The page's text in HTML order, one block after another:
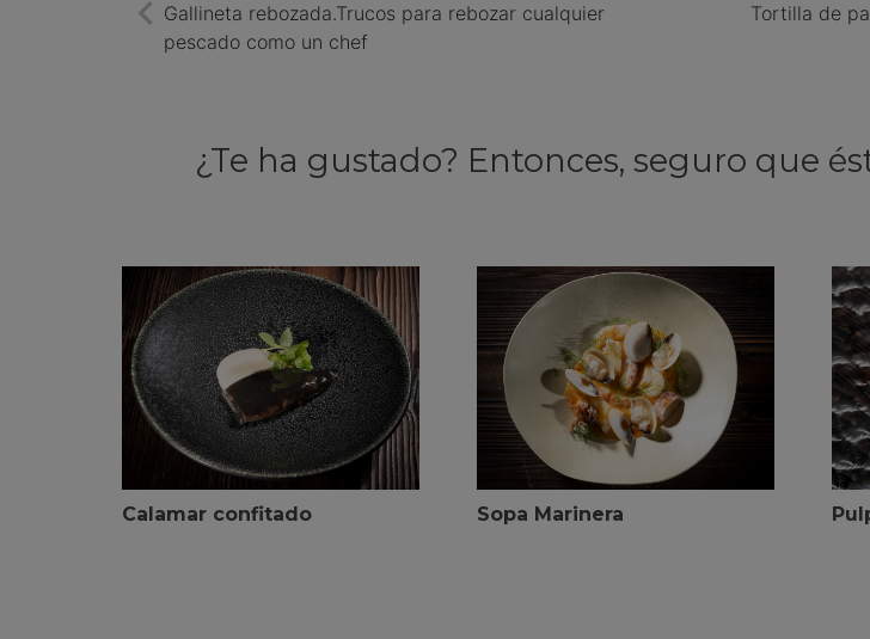
Gallineta rebozada.Trucos para rebozar cualquier
pescado como un chef
Tortilla de
¿Te ha gustado? Entonces, seguro que
Calamar confitado Sopa Marinera